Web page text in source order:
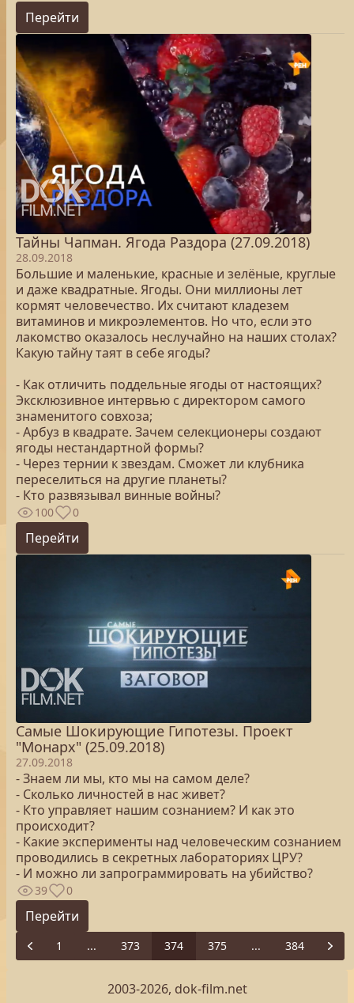
Перейти
Тайны Чапман. Ягода Раздора (27.09.2018)
28.09.2018
Большие и маленькие, красные и зелёные, круглые
и даже квадратные. Ягоды. Они миллионы лет
кормят человечество. Их считают кладезем
витаминов и микроэлементов. Но что, если это
лакомство оказалось неслучайно на наших столах?
Какую тайну таят в себе ягоды?
- Как отличить поддельные ягоды от настоящих?
Эксклюзивное интервью с директором самого
знаменитого совхоза;
- Арбуз в квадрате. Зачем селекционеры создают
ягоды нестандартной формы?
- Через тернии к звездам. Сможет ли клубника
переселиться на другие планеты?
- Кто развязывал винные войны?
100 0
Перейти
Самые Шокирующие Гипотезы. Проект
"Монарх" (25.09.2018)
27.09.2018
- Знаем ли мы, кто мы на самом деле?
- Сколько личностей в нас живет?
- Кто управляет нашим сознанием? И как это
происходит?
- Какие эксперименты над человеческим сознанием
проводились в секретных лабораториях ЦРУ?
- И можно ли запрограммировать на убийство?
39 0
Перейти
Previous
1 ... 373 374 375 ... 384 Next
2003-2026, dok-film.net